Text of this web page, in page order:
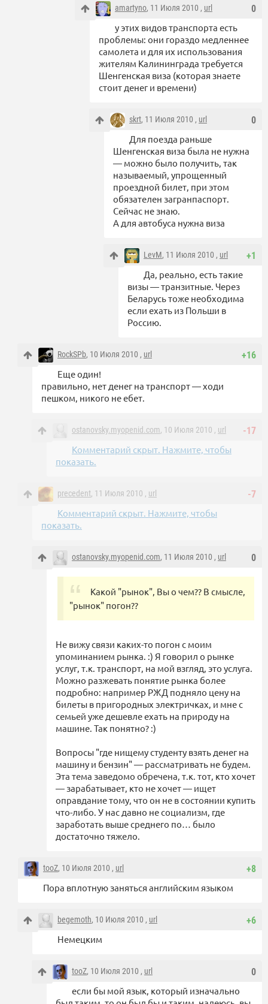
0
amartyno, 11 Июля 2010 , url
у этих видов транспорта есть
проблемы: они гораздо медленнее
самолета и для их использования
жителям Калининграда требуется
Шенгенская виза (которая знаете
стоит денег и времени)
0
skrt, 11 Июля 2010 , url
Для поезда раньше
Шенгенская виза была не нужна
— можно было получить, так
называемый, упрощенный
проездной билет, при этом
обязателен загранпаспорт.
Сейчас не знаю.
А для автобуса нужна виза
+1
LevM, 11 Июля 2010 , url
Да, реально, есть такие
визы — транзитные. Через
Беларусь тоже необходима
если ехать из Польши в
Россию.
+16
RockSPb, 10 Июля 2010 , url
Еще один!
правильно, нет денег на транспорт — ходи
пешком, никого не ебет.
-17
ostanovsky.myopenid.com, 10 Июля 2010 , url
Комментарий скрыт. Нажмите, чтобы
показать.
-7
precedent, 11 Июля 2010 , url
Комментарий скрыт. Нажмите, чтобы
показать.
0
ostanovsky.myopenid.com, 11 Июля 2010 , url
Какой "рынок", Вы о чем?? В смысле,
"рынок" погон??
Не вижу связи каких-то погон с моим
упоминанием рынка. :) Я говорил о рынке
услуг, т.к. транспорт, на мой взгляд, это услуга.
Можно разжевать понятие рынка более
подробно: например РЖД подняло цену на
билеты в пригородных электричках, и мне с
семьей уже дешевле ехать на природу на
машине. Так понятно? :)
Вопросы "где нищему студенту взять денег на
машину и бензин" — рассматривать не будем.
Эта тема заведомо обречена, т.к. тот, кто хочет
— зарабатывает, кто не хочет — ищет
оправдание тому, что он не в состоянии купить
что-либо. У нас давно не социализм, где
заработать выше среднего по… было
достаточно тяжело.
+8
tooZ, 10 Июля 2010 , url
Пора вплотную заняться английским языком
+6
begemoth, 10 Июля 2010 , url
Немецким
0
tooZ, 10 Июля 2010 , url
если бы мой язык, который изначально